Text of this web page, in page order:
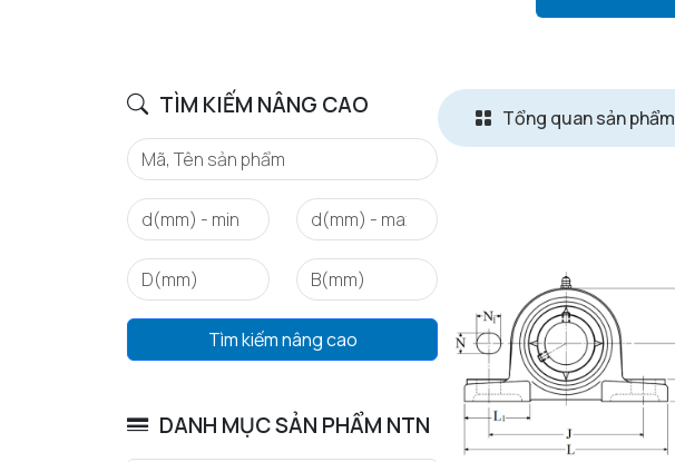
TÌM KIẾM NÂNG CAO
Tìm kiếm nâng cao
DANH MỤC SẢN PHẨM NTN
Tổng quan sản phẩm